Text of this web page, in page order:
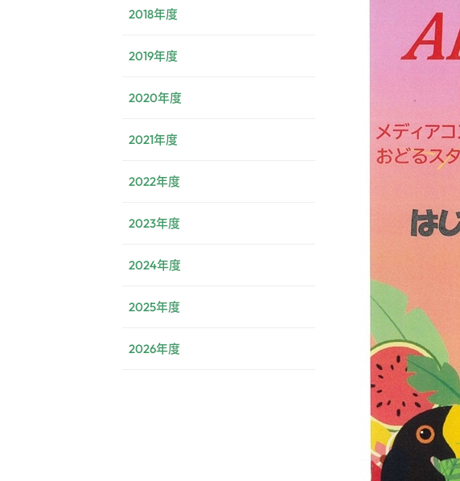
2018年度
2019年度
2020年度
2021年度
2022年度
2023年度
2024年度
2025年度
2026年度